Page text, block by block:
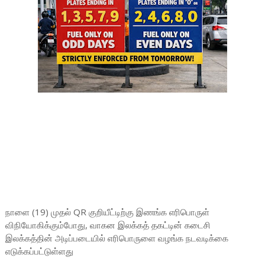
நாளை (19) முதல் QR குறியீட்டிற்கு இணங்க எரிபொருள்
விநியோகிக்கும்போது, வாகன இலக்கத் தகட்டின் கடைசி
இலக்கத்தின் அடிப்படையில் எரிபொருளை வழங்க நடவடிக்கை
எடுக்கப்பட்டுள்ளது